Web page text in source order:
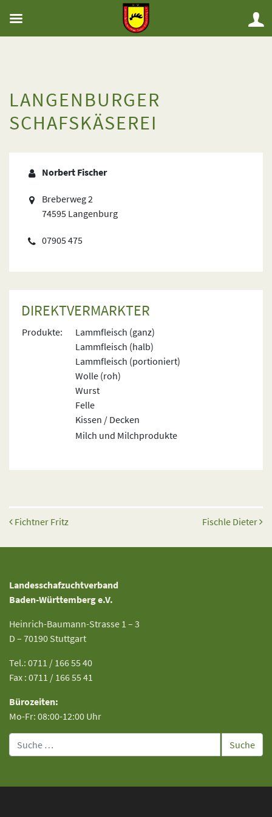
LANGENBURGER
SCHAFSKÄSEREI
Norbert Fischer
Breberweg 2
74595 Langenburg
07905 475
DIREKTVERMARKTER
Produkte:
Lammfleisch (ganz)
Lammfleisch (halb)
Lammfleisch (portioniert)
Wolle (roh)
Wurst
Felle
Kissen / Decken
Milch und Milchprodukte
Beitrags-Navigation
Fichtner Fritz Fischle Dieter
Landesschafzuchtverband
Baden-Württemberg e.V.
Heinrich-Baumann-Strasse 1 – 3
D – 70190 Stuttgart
Tel.: 0711 / 166 55 40
Fax : 0711 / 166 55 41
Bürozeiten:
Mo-Fr: 08:00-12:00 Uhr
Suche